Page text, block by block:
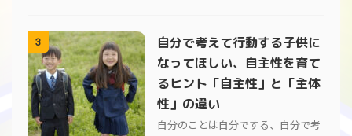
3
自分で考えて行動する子供に
なってほしい、自主性を育て
るヒント「自主性」と「主体
性」の違い
自分のことは自分でする、自分で考